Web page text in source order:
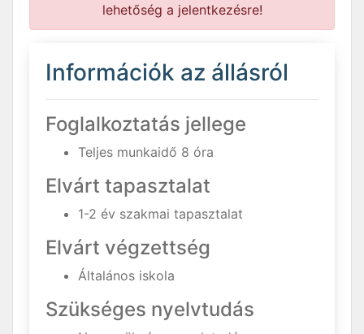
lehetőség a jelentkezésre!
Információk az állásról
Foglalkoztatás jellege
Teljes munkaidő 8 óra
Elvárt tapasztalat
1-2 év szakmai tapasztalat
Elvárt végzettség
Általános iskola
Szükséges nyelvtudás